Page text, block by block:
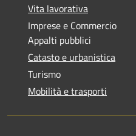
Vita lavorativa
Imprese e Commercio
Appalti pubblici
Catasto e urbanistica
Turismo
Mobilità e trasporti